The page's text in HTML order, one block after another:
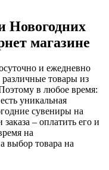
Новогодних
магазине
и ежедневно
товары из
в любое время:
уникальная
сувениры на
– оплатить его и
на
выбор товара на